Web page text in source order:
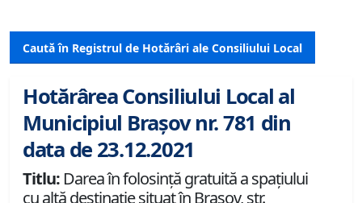
Caută în Registrul de Hotărâri ale Consiliului Local
Hotărârea Consiliului Local al
Municipiul Brașov nr. 781 din
data de 23.12.2021
Titlu: Darea în folosinţă gratuită a spaţiului
cu altă destinaţie situat în Braşov, str.